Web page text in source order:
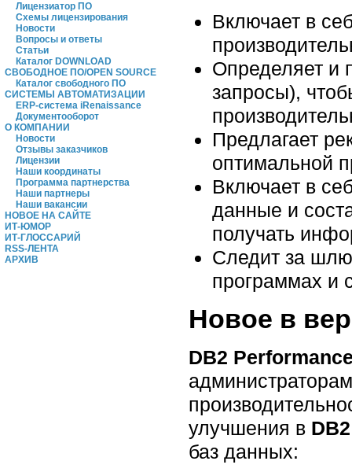
Лицензиатор ПО
Схемы лицензирования
Новости
Вопросы и ответы
Статьи
Каталог DOWNLOAD
СВОБОДНОЕ ПО/OPEN SOURCE
Каталог свободного ПО
СИСТЕМЫ АВТОМАТИЗАЦИИ
ERP-система iRenaissance
Документооборот
О КОМПАНИИ
Новости
Отзывы заказчиков
Лицензии
Наши координаты
Программа партнерства
Наши партнеры
Наши вакансии
НОВОЕ НА САЙТЕ
ИТ-ЮМОР
ИТ-ГЛОССАРИЙ
RSS-ЛЕНТА
АРХИВ
Включает в
Определяет и
запросы),
Предлагает
оптимальной
Включает в
данные и
получать
Следит за
программах и
Новое в
DB2
улучшения в
баз данных: